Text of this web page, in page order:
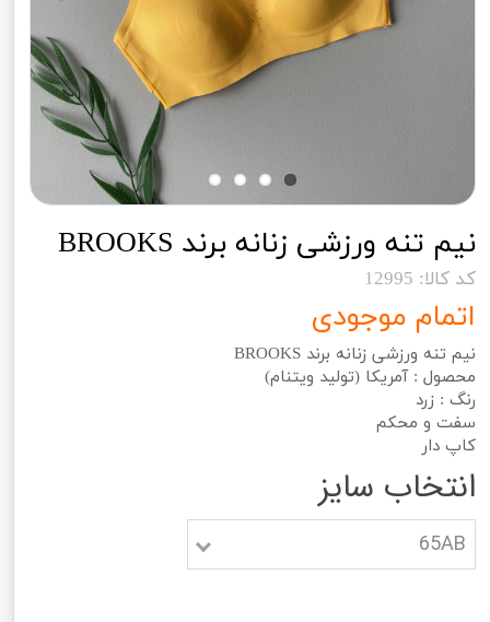
نیم تنه ورزشی زنانه برند BROOKS
کد کالا: 12995
اتمام موجودی
نیم تنه ورزشی زنانه برند BROOKS
محصول : آمریکا (تولید ویتنام)
رنگ : زرد
سفت و محکم
کاپ دار
انتخاب سایز
65AB